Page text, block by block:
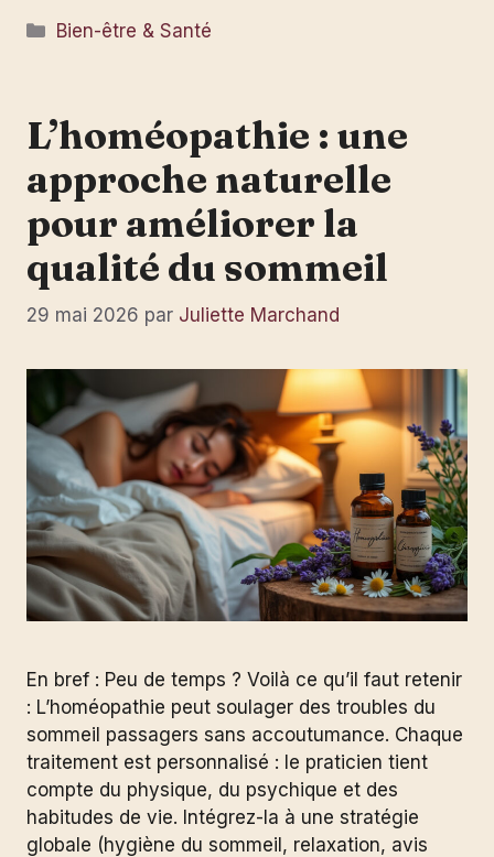
Catégories
Bien-être & Santé
L’homéopathie : une
approche naturelle
pour améliorer la
qualité du sommeil
29 mai 2026 par Juliette Marchand
En bref : Peu de temps ? Voilà ce qu’il faut retenir
: L’homéopathie peut soulager des troubles du
sommeil passagers sans accoutumance. Chaque
traitement est personnalisé : le praticien tient
compte du physique, du psychique et des
habitudes de vie. Intégrez-la à une stratégie
globale (hygiène du sommeil, relaxation, avis